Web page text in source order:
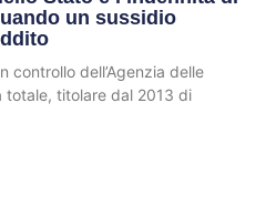
un sussidio
controllo dell’Agenzia delle
totale, titolare dal 2013 di